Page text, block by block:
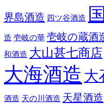
界島酒造 四ツ谷酒造
造 壱岐の華 壱岐の蔵酒
和酒造 大山甚七商店
大海酒造 大
酒造 天の川酒造 天星酒造